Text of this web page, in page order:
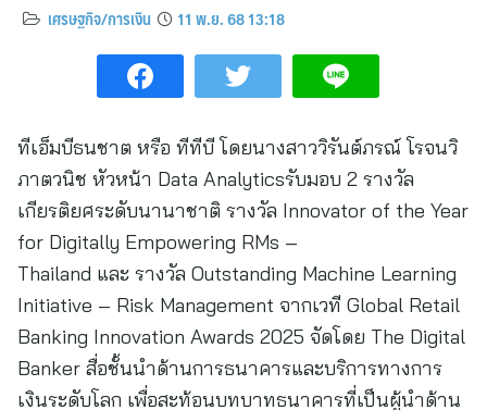
เศรษฐกิจ/การเงิน 11 พ.ย. 68 13:18
ทีเอ็มบีธนชาต หรือ ทีทีบี โดยนางสาววิรันต์ภรณ์ โรจนวิ
ภาตวนิช หัวหน้า Data Analyticsรับมอบ 2 รางวัล
เกียรติยศระดับนานาชาติ รางวัล Innovator of the Year
for Digitally Empowering RMs –
Thailand และ รางวัล Outstanding Machine Learning
Initiative – Risk Management จากเวที Global Retail
Banking Innovation Awards 2025 จัดโดย The Digital
Banker สื่อชั้นนำด้านการธนาคารและบริการทางการ
เงินระดับโลก เพื่อสะท้อนบทบาทธนาคารที่เป็นผู้นำด้าน